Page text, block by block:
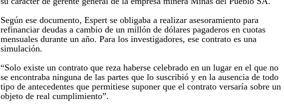
Según ese documento, Espert se obligaba a realizar asesoramiento para
refinanciar deudas a cambio de un millón de dólares pagaderos en cuotas
mensuales durante un año. Para los investigadores, ese contrato es una
simulación.
“Solo existe un contrato que reza haberse celebrado en un lugar en el que no
se encontraba ninguna de las partes que lo suscribió y en la ausencia de todo
tipo de antecedentes que permitiese suponer que el contrato versaría sobre un
objeto de real cumplimiento”.